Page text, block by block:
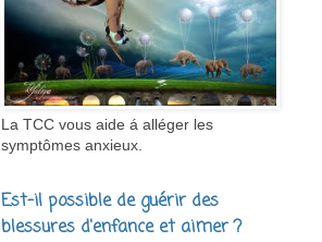
La TCC vous aide á alléger les
symptômes anxieux.
Est-il possible de guérir des
blessures d'enfance et aimer ?